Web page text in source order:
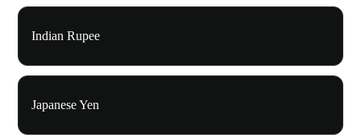
Indian Rupee
Japanese Yen